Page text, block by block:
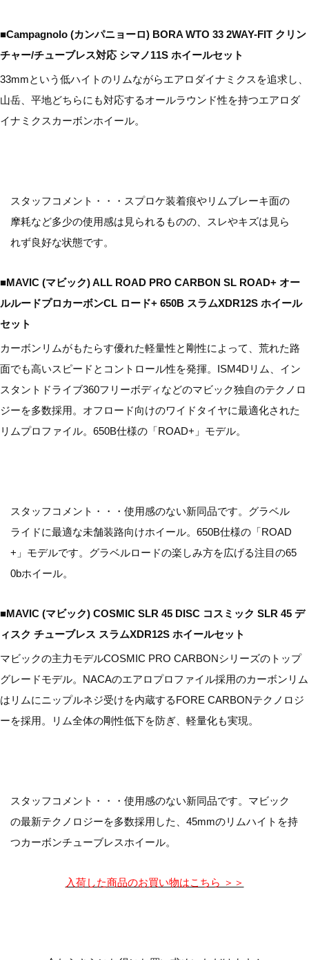
■Campagnolo (カンパニョーロ) BORA WTO 33 2WAY-FIT クリン
チャー/チューブレス対応 シマノ11S ホイールセット
33mmという低ハイトのリムながらエアロダイナミクスを追求し、
山岳、平地どちらにも対応するオールラウンド性を持つエアロダ
イナミクスカーボンホイール。
スタッフコメント・・・スプロケ装着痕やリムブレーキ面の
摩耗など多少の使用感は見られるものの、スレやキズは見ら
れず良好な状態です。
■MAVIC (マビック) ALL ROAD PRO CARBON SL ROAD+ オー
ルルードプロカーボンCL ロード+ 650B スラムXDR12S ホイール
セット
カーボンリムがもたらす優れた軽量性と剛性によって、荒れた路
面でも高いスピードとコントロール性を発揮。ISM4Dリム、イン
スタントドライブ360フリーボディなどのマビック独自のテクノロ
ジーを多数採用。オフロード向けのワイドタイヤに最適化された
リムプロファイル。650B仕様の「ROAD+」モデル。
スタッフコメント・・・使用感のない新同品です。グラベル
ライドに最適な未舗装路向けホイール。650B仕様の「ROAD
+」モデルです。グラベルロードの楽しみ方を広げる注目の65
0bホイール。
■MAVIC (マビック) COSMIC SLR 45 DISC コスミック SLR 45 デ
ィスク チューブレス スラムXDR12S ホイールセット
マビックの主力モデルCOSMIC PRO CARBONシリーズのトップ
グレードモデル。NACAのエアロプロファイル採用のカーボンリム
はリムにニップルネジ受けを内蔵するFORE CARBONテクノロジ
ーを採用。リム全体の剛性低下を防ぎ、軽量化も実現。
スタッフコメント・・・使用感のない新同品です。マビック
の最新テクノロジーを多数採用した、45mmのリムハイトを持
つカーボンチューブレスホイール。
入荷した商品のお買い物はこちら ＞＞